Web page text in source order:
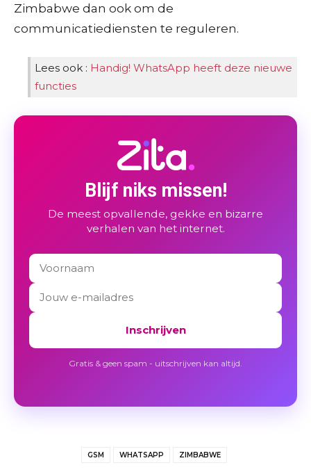
Zimbabwe dan ook om de
communicatiediensten te reguleren.
Lees ook : Handig! WhatsApp heeft deze nieuwe
functies
Blijf niks missen!
De meest opvallende, gekke en bizarre
verhalen van het internet.
Inschrijven
Gratis & geen spam - uitschrijven kan altijd.
GSM WHATSAPP ZIMBABWE